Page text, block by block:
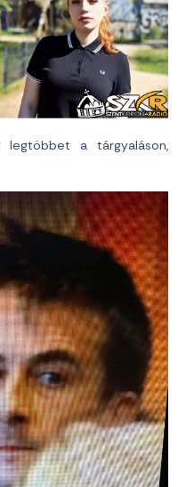
a tárgyaláson,